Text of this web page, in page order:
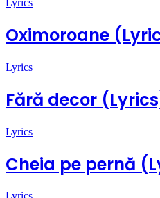
Lyrics
Oximoroane
Lyrics
Fără decor
Lyrics
Cheia pe pernă